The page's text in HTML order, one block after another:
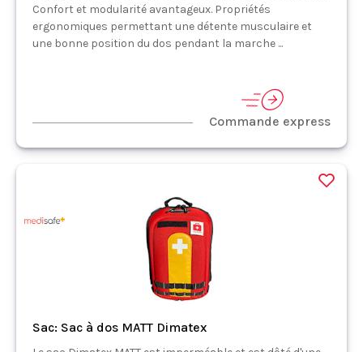
Confort et modularité avantageux. Propriétés
ergonomiques permettant une détente musculaire et
une bonne position du dos pendant la marche ...
Commande express
Sac: Sac à dos MATT Dimatex